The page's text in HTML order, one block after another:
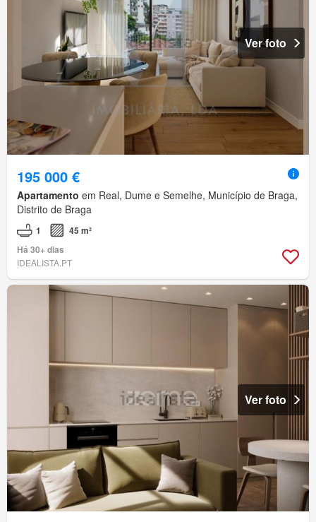
Ver foto
195 000 €
Apartamento em Real, Dume e Semelhe, Município de Braga,
Distrito de Braga
1
45 m²
Há 30+ dias
IDEALISTA.PT
Ver foto